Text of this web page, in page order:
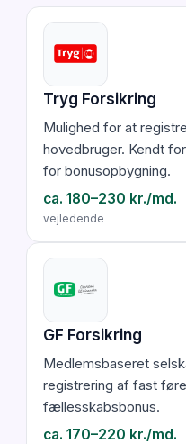
Tryg Forsikring
Mulighed for at
hovedbruger. Kendt
for bonusopbygning.
ca. 180–230 kr./md.
vejledende
GF Forsikring
Medlemsbaseret
registrering af fast
fællesskabsbonus.
ca. 170–220 kr./md.